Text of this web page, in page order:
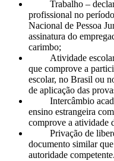
Trabalho –
profissional no
Nacional de Pessoa
assinatura do
carimbo;
Atividade escolar:
que comprove a
escolar, no Brasil ou
de aplicação das
Intercâmbio
ensino estrangeira
comprove a atividade
Privação de
documento similar
autoridade competente.